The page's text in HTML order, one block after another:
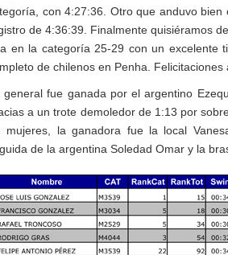
con 4:27:36. Otro que anduvo
de 4:36:39. Finalmente quisiéramos
en la categoría 25-29 con un excelente
de chilenos en Penha. Felicitaciones
general fue ganada por el argentino
a un trote demoledor de 1:13 por
mujeres, la ganadora fue la local
de la argentina Soledad Omar y la